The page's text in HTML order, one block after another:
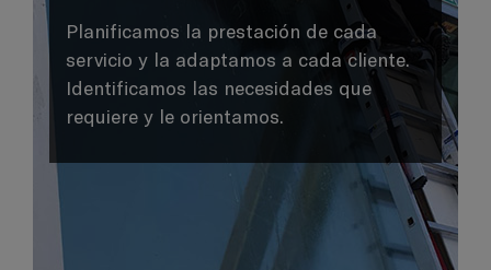
Planificamos la prestación de cada
servicio y la adaptamos a cada cliente.
Identificamos las necesidades que
requiere y le orientamos.